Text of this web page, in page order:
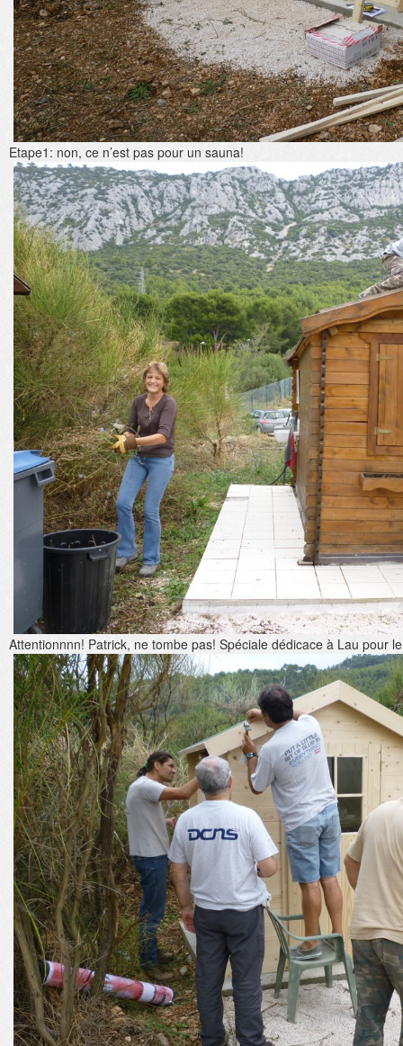
Etape1: non, ce n’est pas pour un sauna!
Attentionnnn! Patrick, ne tombe pas! Spéciale dédicace à Lau pour